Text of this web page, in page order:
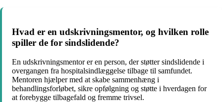
Hvad er en udskrivningsmentor, og hvilken rolle
spiller de for sindslidende?
En udskrivningsmentor er en person, der støtter sindslidende i
overgangen fra hospitalsindlæggelse tilbage til samfundet.
Mentoren hjælper med at skabe sammenhæng i
behandlingsforløbet, sikre opfølgning og støtte i hverdagen for
at forebygge tilbagefald og fremme trivsel.